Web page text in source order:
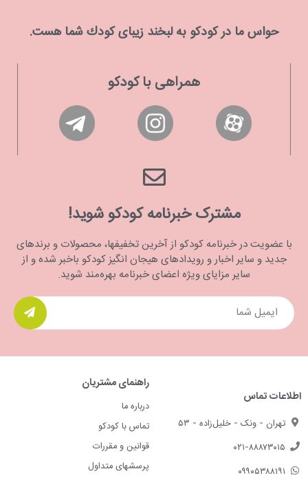
حواس ما در كودكو به لبخند زیبای كودك شما هست.
همراهی با کودکو
مشترک خبرنامه کودکو شوید!
با عضویت در خبرنامه کودکو از آخرین تخفیفها، محصولات و برندهای
جدید و سایر اخبار و رویدادهای هیجان انگیز کودکو باخبر شده و از
سایر مزایای ویژه اعضای خبرنامه بهره‌مند شوید.
اطلاعات تماس
تهران - ونک - خلیل‌زاده - ۵۳
۰۲۱-۸۸۸۷۳۰۱۵
۰۹۹۰۵۳۸۸۱۹۱
راهنمای مشتریان
درباره ما
تماس با کودکو
قوانین و مقررات
پرسشهای متداول